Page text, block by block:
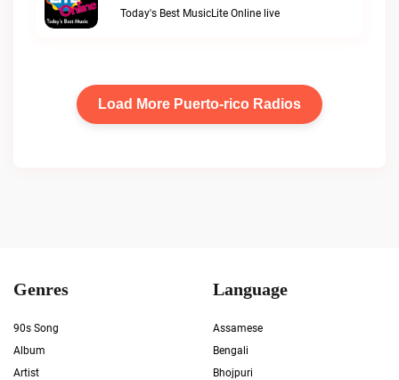
Today's Best MusicLite Online live
Load More Puerto-rico Radios
Genres
90s Song
Album
Artist
Language
Assamese
Bengali
Bhojpuri